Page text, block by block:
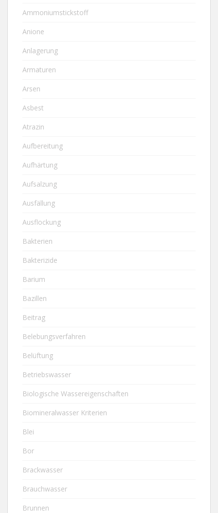
Ammoniumstickstoff
Anione
Anlagerung
Armaturen
Arsen
Asbest
Atrazin
Aufbereitung
Aufhärtung
Aufsalzung
Ausfällung
Ausflockung
Bakterien
Bakterizide
Barium
Bazillen
Beitrag
Belebungsverfahren
Belüftung
Betriebswasser
Biologische Wassereigenschaften
Biomineralwasser Kriterien
Blei
Bor
Brackwasser
Brauchwasser
Brunnen